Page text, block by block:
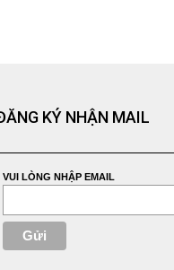
KÝ NHẬN MAIL
VUI LÒNG NHẬP EMAIL